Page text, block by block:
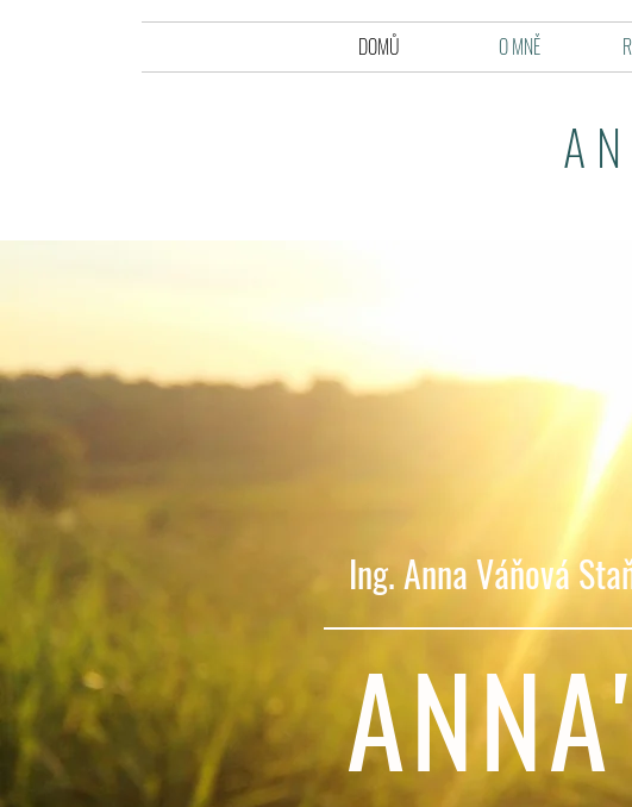
DOMŮ O MNĚ
Ing. Anna Váňová